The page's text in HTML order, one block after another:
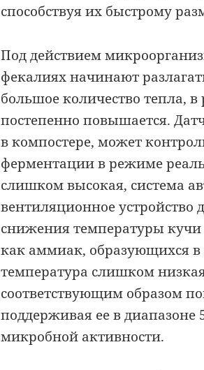
способствуя их быстрому
Под действием
фекалиях начинают
большое количество тепла, в
постепенно повышается.
в компостере, может
ферментации в режиме
слишком высокая, система
вентиляционное устройство
снижения температуры кучи
как аммиак, образующихся
температура слишком
соответствующим образом
поддерживая ее в диапазоне
микробной активности.